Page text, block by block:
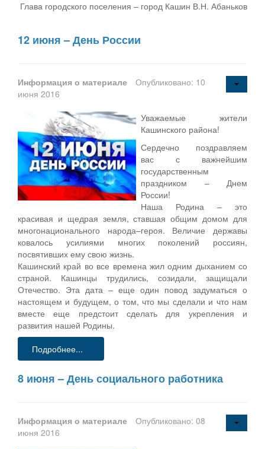
Глава городского поселения – город Кашин В.Н. Абаньков
12 июня – День России
Информация о материале
Опубликовано: 10
июня 2016
Уважаемые жители
Кашинского района!
Сердечно поздравляем
вас с важнейшим
государственным
праздником – Днем
России!
Наша Родина – это
красивая и щедрая земля, ставшая общим домом для
многонационального народа–героя. Величие державы
ковалось усилиями многих поколений россиян,
посвятивших ему свою жизнь.
Кашинский край во все времена жил одним дыханием со
страной. Кашинцы трудились, созидали, защищали
Отечество. Эта дата – еще один повод задуматься о
настоящем и будущем, о том, что мы сделали и что нам
вместе еще предстоит сделать для укрепления и
развития нашей Родины.
Подробнее...
8 июня – День социального работника
Информация о материале
Опубликовано: 08
июня 2016